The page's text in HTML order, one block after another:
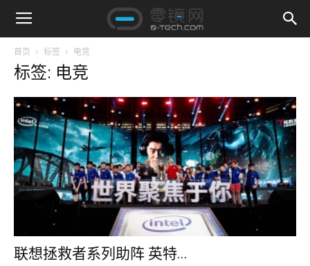
首页 标签 电竞
标签: 电竞
联想拯救者系列助阵 英特...